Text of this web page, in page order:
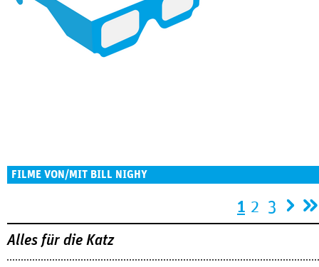
FILME VON/MIT BILL NIGHY
1 2 3
Alles für die Katz